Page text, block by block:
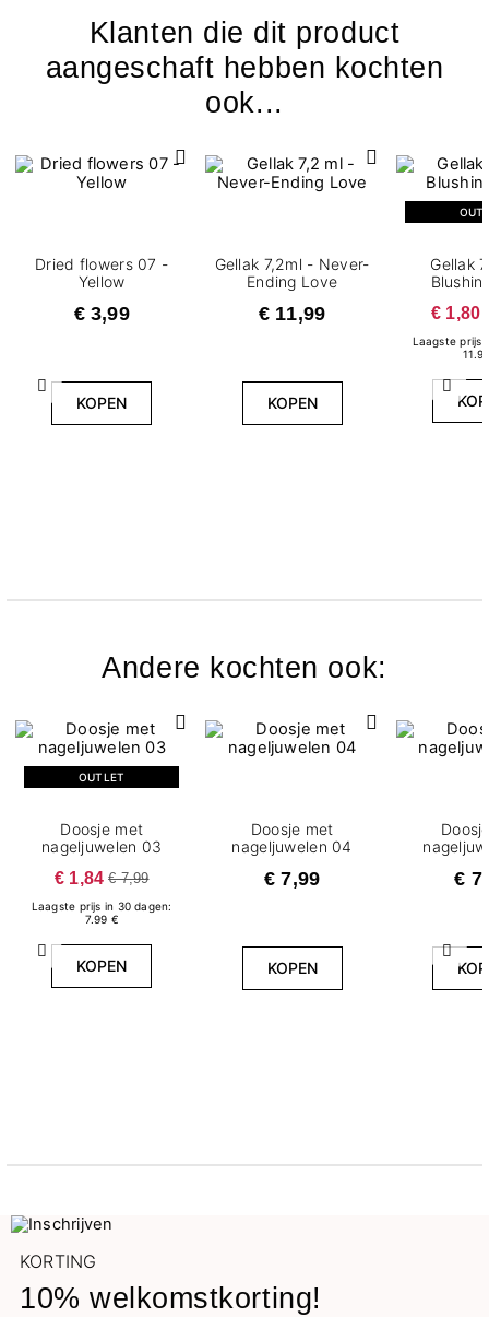
Klanten die dit product
aangeschaft hebben kochten
ook...
Vorige
Dried flowers 07 -
Yellow
€ 3,99
KOPEN
Gellak 7,2ml - Never-
Ending Love
€ 11,99
KOPEN
Gellak
€ 1,80
Laagste prijs
Andere kochten ook:
Vorige
OUTLET
Doosje met
nageljuwelen 03
€ 1,84 € 7,99
Laagste prijs in 30 dagen:
7.99 €
KOPEN
Doosje met
nageljuwelen 04
€ 7,99
KOPEN
€
KORTING
10% welkomstkorting!